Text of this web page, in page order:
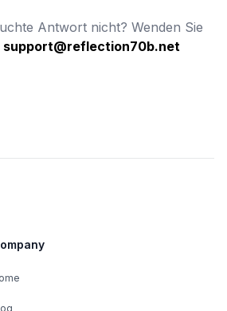
Antwort nicht? Wenden Sie
support@reflection70b.net